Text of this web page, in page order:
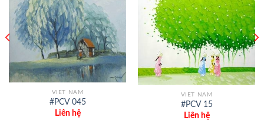
VIET NAM
#PCV 045
Liên hệ
VIET NAM
#PCV 15
Liên hệ